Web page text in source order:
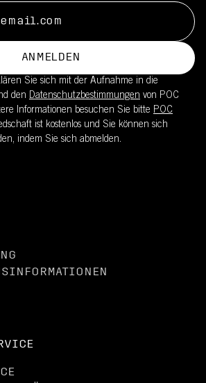
ANMELDEN
Sie sich mit der Aufnahme in die
den Datenschutzbestimmungen von POC
Informationen besuchen Sie bitte POC
ist kostenlos und Sie können sich
indem Sie sich abmelden.